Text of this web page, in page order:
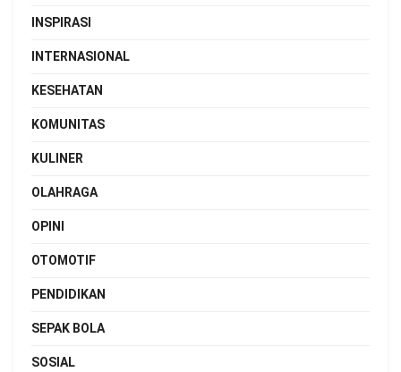
INSPIRASI
INTERNASIONAL
KESEHATAN
KOMUNITAS
KULINER
OLAHRAGA
OPINI
OTOMOTIF
PENDIDIKAN
SEPAK BOLA
SOSIAL